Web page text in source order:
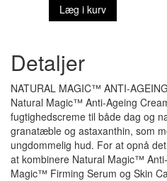
Læg i kurv
Detaljer
NATURAL MAGIC™ ANTI-
Natural Magic™ Anti-Ageing
fugtighedscreme til både dag og
granatæble og astaxanthin, som
ungdommelig hud. For at opnå
at kombinere Natural Magic™
Magic™ Firming Serum og Skin